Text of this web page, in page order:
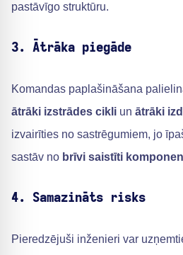
pastāvīgo struktūru.
3. Ātrāka piegāde
Komandas paplašināšana
ātrāki izstrādes cikli un ātrāki
izvairīties no sastrēgumiem, jo
sastāv no brīvi saistīti
4. Samazināts risks
Pieredzējuši inženieri var